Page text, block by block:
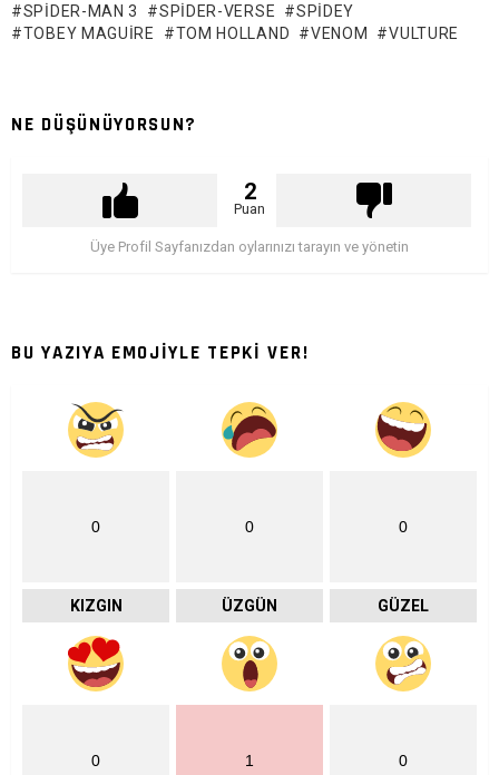
SPIDER-MAN 3
SPIDER-VERSE
SPIDEY
TOBEY MAGUIRE
TOM HOLLAND VENOM VULTURE
NE DÜŞÜNÜYORSUN?
2
Puan
Üye Profil Sayfanızdan oylarınızı tarayın ve yönetin
BU YAZIYA EMOJİYLE TEPKİ VER!
0
KIZGIN
0
ÜZGÜN
0
GÜZEL
0 1 0